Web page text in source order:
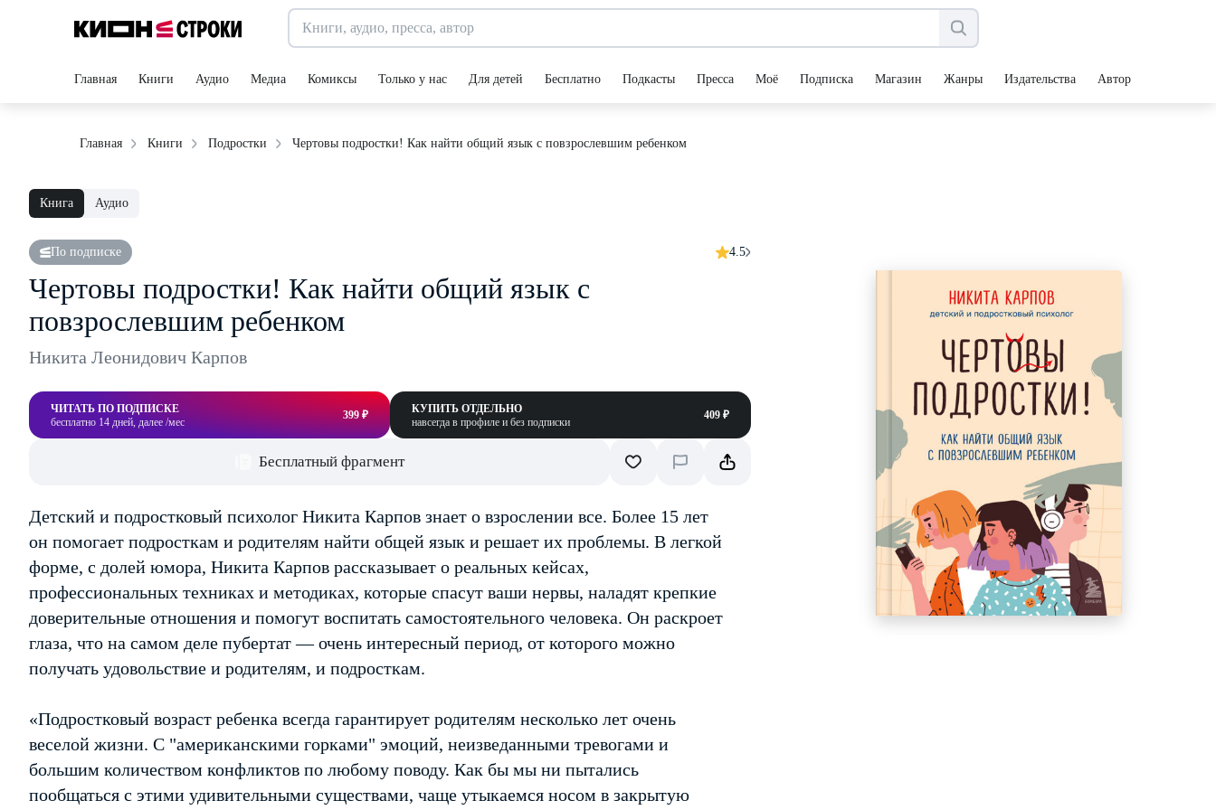
Главная Книги Аудио Медиа Комиксы Только у нас Для детей Бесплатно Подкасты Пресса Моё Подписка Магазин Жанры Издательства Авторы
Главная Книги Подростки Чертовы подростки! Как найти общий язык с повзрослевшим ребенком
Книга Аудио
По подписке 4.5
Чертовы подростки! Как найти общий язык с
повзрослевшим ребенком
Никита Леонидович Карпов
ЧИТАТЬ ПО ПОДПИСКЕ
бесплатно 14 дней, далее /мес
399 ₽
КУПИТЬ ОТДЕЛЬНО
навсегда в профиле и без подписки
409 ₽
Бесплатный фрагмент
Детский и подростковый психолог Никита Карпов знает о взрослении все. Более 15 лет
он помогает подросткам и родителям найти общей язык и решает их проблемы. В легкой
форме, с долей юмора, Никита Карпов рассказывает о реальных кейсах,
профессиональных техниках и методиках, которые спасут ваши нервы, наладят крепкие
доверительные отношения и помогут воспитать самостоятельного человека. Он раскроет
глаза, что на самом деле пубертат — очень интересный период, от которого можно
получать удовольствие и родителям, и подросткам.
«Подростковый возраст ребенка всегда гарантирует родителям несколько лет очень
веселой жизни. С "американскими горками" эмоций, неизведанными тревогами и
большим количеством конфликтов по любому поводу. Как бы мы ни пытались
пообщаться с этими удивительными существами, чаще утыкаемся носом в закрытую